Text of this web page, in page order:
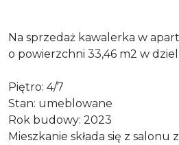
Na sprzedaż kawalerka w
o powierzchni 33,46 m2 w
Piętro: 4/7
Stan: umeblowane
Rok budowy: 2023
Mieszkanie składa się z salonu